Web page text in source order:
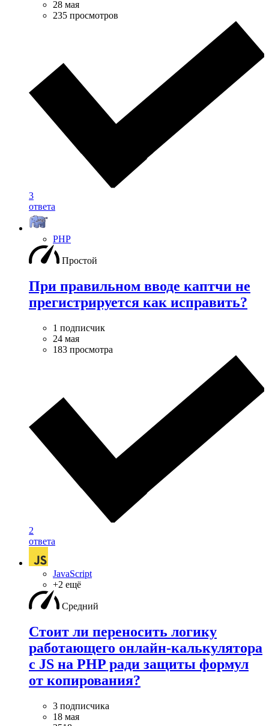
28 мая
235 просмотров
3
ответа
PHP
Простой
При правильном вводе каптчи не
прегистрируется как исправить?
1 подписчик
24 мая
183 просмотра
2
ответа
JavaScript
+2 ещё
Средний
Стоит ли переносить логику
работающего онлайн-калькулятора
с JS на PHP ради защиты формул
от копирования?
3 подписчика
18 мая